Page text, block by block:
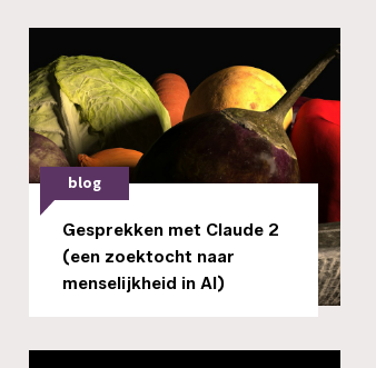
blog
Gesprekken met Claude 2
(een zoektocht naar
menselijkheid in AI)